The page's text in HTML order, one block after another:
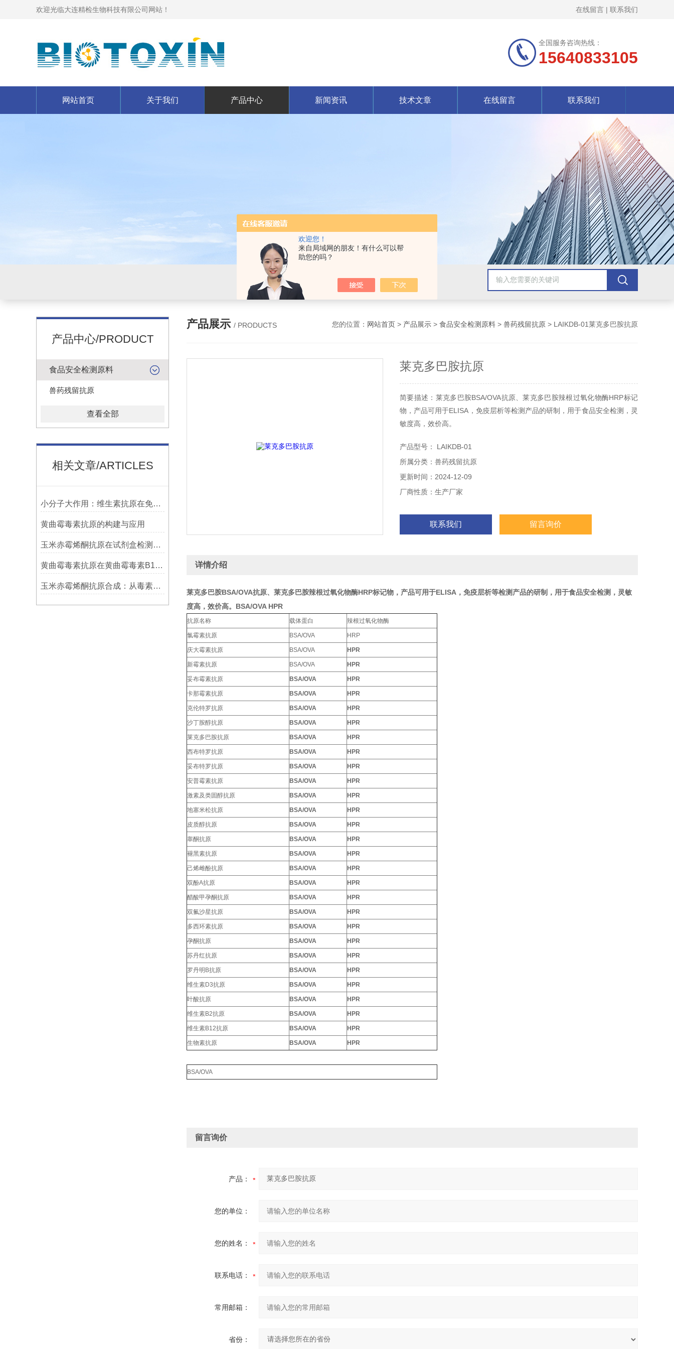
欢迎您！
来自局域网的朋友！有什么可以帮
助您的吗？
欢迎光临大连精检生物科技有限公司网站！ 在线留言 | 联系我们
全国服务咨询热线：
15640833105
网站首页 关于我们 产品中心 新闻资讯 技术文章 在线留言 联系我们
产品中心/PRODUCT
食品安全检测原料
兽药残留抗原
查看全部
相关文章/ARTICLES
小分子大作用：维生素抗原在免疫检测中的关键角色
黄曲霉毒素抗原的构建与应用
玉米赤霉烯酮抗原在试剂盒检测中的应用说明
黄曲霉毒素抗原在黄曲霉毒素B1检测中的应用解析
玉米赤霉烯酮抗原合成：从毒素到免疫检测工具的关键突破
产品展示 / PRODUCTS 您的位置： 网站首页 > 产品展示 > 食品安全检测原料 > 兽药残留抗原 > LAIKDB-01莱克多巴胺抗原
莱克多巴胺抗原
简要描述：莱克多巴胺BSA/OVA抗原、莱克多巴胺辣根过氧化物酶HRP标记
物，产品可用于ELISA，免疫层析等检测产品的研制，用于食品安全检测，灵
敏度高，效价高。
产品型号： LAIKDB-01
所属分类：兽药残留抗原
更新时间：2024-12-09
厂商性质：生产厂家
联系我们 留言询价
详情介绍
莱克多巴胺BSA/OVA抗原、莱克多巴胺辣根过氧化物酶HRP标记物，产品可用于ELISA，免疫层析等检测产品的研制，用于食品安全检测，灵敏
度高，效价高。BSA/OVA HPR
抗原名称 载体蛋白 辣根过氧化物酶
氯霉素抗原 BSA/OVA HRP
庆大霉素抗原 BSA/OVA HPR
新霉素抗原 BSA/OVA HPR
妥布霉素抗原 BSA/OVA HPR
卡那霉素抗原 BSA/OVA HPR
克伦特罗抗原 BSA/OVA HPR
沙丁胺醇抗原 BSA/OVA HPR
莱克多巴胺抗原 BSA/OVA HPR
西布特罗抗原 BSA/OVA HPR
妥布特罗抗原 BSA/OVA HPR
安普霉素抗原 BSA/OVA HPR
激素及类固醇抗原 BSA/OVA HPR
地塞米松抗原 BSA/OVA HPR
皮质醇抗原 BSA/OVA HPR
睾酮抗原 BSA/OVA HPR
褪黑素抗原 BSA/OVA HPR
己烯雌酚抗原 BSA/OVA HPR
双酚A抗原 BSA/OVA HPR
醋酸甲孕酮抗原 BSA/OVA HPR
双氟沙星抗原 BSA/OVA HPR
多西环素抗原 BSA/OVA HPR
孕酮抗原 BSA/OVA HPR
苏丹红抗原 BSA/OVA HPR
罗丹明B抗原 BSA/OVA HPR
维生素D3抗原 BSA/OVA HPR
叶酸抗原 BSA/OVA HPR
维生素B2抗原 BSA/OVA HPR
维生素B12抗原 BSA/OVA HPR
生物素抗原 BSA/OVA HPR
BSA/OVA
留言询价
产品：
您的单位：
您的姓名：
联系电话：
常用邮箱：
省份：